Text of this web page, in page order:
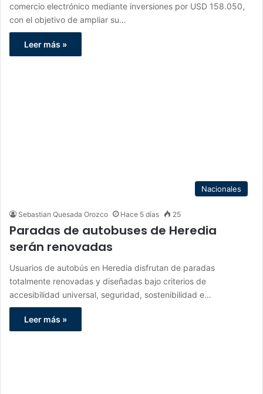
comercio electrónico mediante inversiones por USD 158.050,
con el objetivo de ampliar su…
Leer más »
Nacionales
Sebastian Quesada Orozco Hace 5 días 25
Paradas de autobuses de Heredia
serán renovadas
Usuarios de autobús en Heredia disfrutan de paradas
totalmente renovadas y diseñadas bajo criterios de
accesibilidad universal, seguridad, sostenibilidad e…
Leer más »